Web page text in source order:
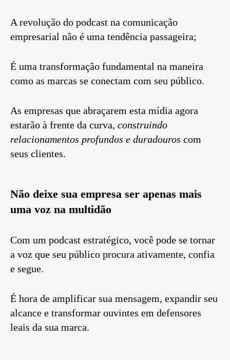
A revolução do podcast na comunicação
empresarial não é uma tendência passageira;
É uma transformação fundamental na maneira
como as marcas se conectam com seu público.
As empresas que abraçarem esta mídia agora
estarão à frente da curva, construindo
relacionamentos profundos e duradouros com
seus clientes.
Não deixe sua empresa ser apenas mais
uma voz na multidão
Com um podcast estratégico, você pode se tornar
a voz que seu público procura ativamente, confia
e segue.
É hora de amplificar sua mensagem, expandir seu
alcance e transformar ouvintes em defensores
leais da sua marca.